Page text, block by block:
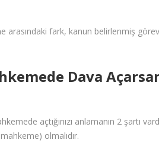
arasındaki fark, kanun belirlenmiş
Dava
açtığınızı anlamanın 2
olmalıdır.